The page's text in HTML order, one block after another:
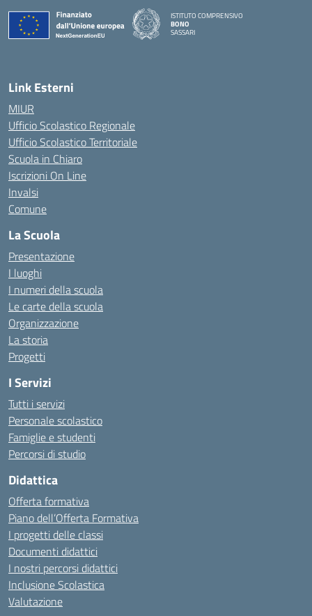
ISTITUTO COMPRENSIVO
BONO
SASSARI
Link Esterni
MIUR
Ufficio Scolastico Regionale
Ufficio Scolastico Territoriale
Scuola in Chiaro
Iscrizioni On Line
Invalsi
Comune
La Scuola
Presentazione
I luoghi
I numeri della scuola
Le carte della scuola
Organizzazione
La storia
Progetti
I Servizi
Tutti i servizi
Personale scolastico
Famiglie e studenti
Percorsi di studio
Didattica
Offerta formativa
Piano dell’Offerta Formativa
I progetti delle classi
Documenti didattici
I nostri percorsi didattici
Inclusione Scolastica
Valutazione